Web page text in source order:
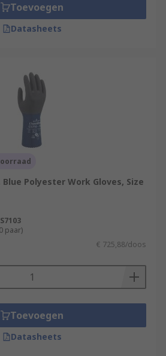
Toevoegen
Datasheets
Blue Polyester Work Gloves, Size
paar)
€ 725,88/doos
Toevoegen
Datasheets